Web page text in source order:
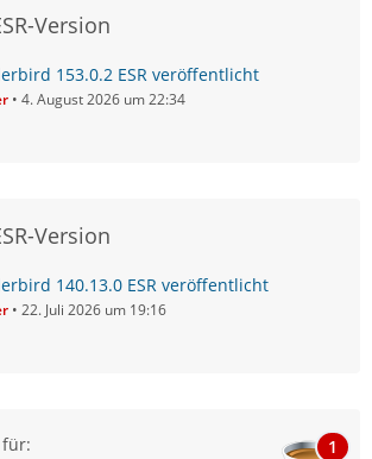
Version
153.0.2 ESR veröffentlicht
4. August 2026 um 22:34
Version
140.13.0 ESR veröffentlicht
22. Juli 2026 um 19:16
für: 1